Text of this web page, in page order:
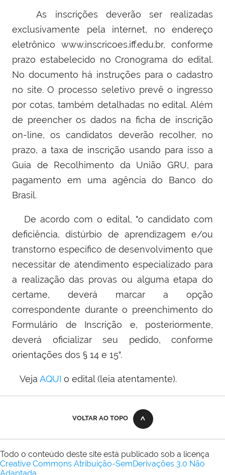
As inscrições deverão ser realizadas
exclusivamente pela internet, no endereço
eletrônico www.inscricoes.iff.edu.br, conforme
prazo estabelecido no Cronograma do edital.
No documento há instruções para o cadastro
no site. O processo seletivo prevê o ingresso
por cotas, também detalhadas no edital. Além
de preencher os dados na ficha de inscrição
on-line, os candidatos deverão recolher, no
prazo, a taxa de inscrição usando para isso a
Guia de Recolhimento da União GRU, para
pagamento em uma agência do Banco do
Brasil.
De acordo com o edital, "o candidato com
deficiência, distúrbio de aprendizagem e/ou
transtorno específico de desenvolvimento que
necessitar de atendimento especializado para
a realização das provas ou alguma etapa do
certame, deverá marcar a opção
correspondente durante o preenchimento do
Formulário de Inscrição e, posteriormente,
deverá oficializar seu pedido, conforme
orientações dos § 14 e 15".
Veja AQUI o edital (leia atentamente).
VOLTAR AO TOPO
Todo o conteúdo deste site está publicado sob a licença
Creative Commons Atribuição-SemDerivações 3.0 Não